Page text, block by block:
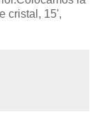
cristal, 15',